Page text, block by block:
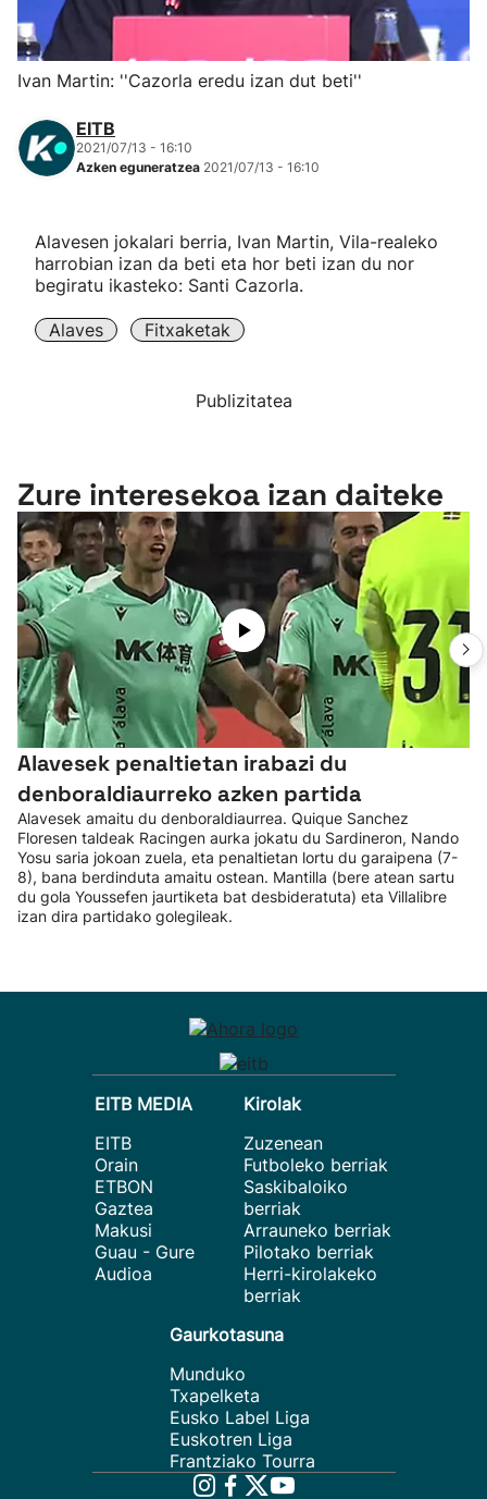
Herri-kirolak
Eskubaloia
Kirolak 360
Mendi-lasterketak
Kirol gehiago
Ivan Martin: ''Cazorla eredu izan dut beti''
EITB
2021/07/13 - 16:10
Azken eguneratzea 2021/07/13 - 16:10
Alavesen jokalari berria, Ivan Martin, Vila-realeko
harrobian izan da beti eta hor beti izan du nor
begiratu ikasteko: Santi Cazorla.
Alaves Fitxaketak
Publizitatea
Zure interesekoa izan daiteke
Alavesek penaltietan irabazi du
denboraldiaurreko azken partida
Alavesek amaitu du denboraldiaurrea. Quique Sanchez
Floresen taldeak Racingen aurka jokatu du Sardineron, Nando
Yosu saria jokoan zuela, eta penaltietan lortu du garaipena (7-
8), bana berdinduta amaitu ostean. Mantilla (bere atean sartu
du gola Youssefen jaurtiketa bat desbideratuta) eta Villalibre
izan dira partidako golegileak.
EITB MEDIA
EITB
Orain
ETBON
Gaztea
Makusi
Guau - Gure
Audioa
Kirolak
Zuzenean
Futboleko berriak
Saskibaloiko
berriak
Arrauneko berriak
Pilotako berriak
Herri-kirolakeko
berriak
Gaurkotasuna
Munduko
Txapelketa
Eusko Label Liga
Euskotren Liga
Frantziako Tourra